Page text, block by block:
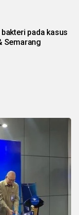
pada kasus
Semarang